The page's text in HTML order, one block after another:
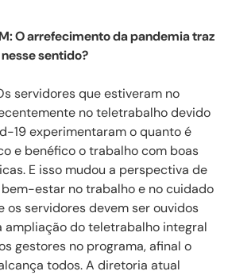
: O arrefecimento da pandemia traz
sentido?
servidores que estiveram no
no teletrabalho devido
19 experimentaram o quanto é
e benéfico o trabalho com boas
E isso mudou a perspectiva de
estar no trabalho e no cuidado
os servidores devem ser ouvidos
ampliação do teletrabalho integral
gestores no programa, afinal o
todos. A diretoria atual